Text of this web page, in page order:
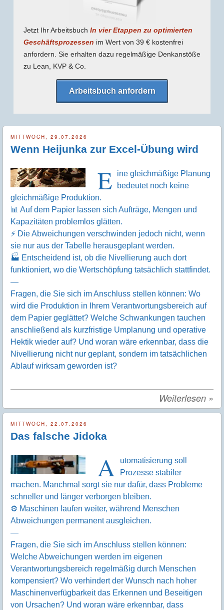
Jetzt Ihr Arbeitsbuch In vier Etappen zu optimierten
Geschäfts­prozessen im Wert von 39 € kostenfrei
anfordern. Sie erhalten dazu regel­mäßige Denk­anstöße
zu Lean, KVP & Co.
Arbeitsbuch anfordern
MITTWOCH, 29.07.2026
Wenn Heijunka zur Excel-Übung wird
E
ine gleichmäßige Planung
bedeutet noch keine
gleichmäßige Produktion.
📊 Auf dem Papier lassen sich Aufträge, Mengen und
Kapazitäten problemlos glätten.
⚡ Die Abweichungen verschwinden jedoch nicht, wenn
sie nur aus der Tabelle herausgeplant werden.
🏭 Entscheidend ist, ob die Nivellierung auch dort
funktioniert, wo die Wertschöpfung tatsächlich stattfindet.
—
Fragen, die Sie sich im Anschluss stellen können: Wo
wird die Produktion in Ihrem Verantwortungsbereich auf
dem Papier geglättet? Welche Schwankungen tauchen
anschließend als kurzfristige Umplanung und operative
Hektik wieder auf? Und woran wäre erkennbar, dass die
Nivellierung nicht nur geplant, sondern im tatsächlichen
Ablauf wirksam geworden ist?
Weiterlesen »
MITTWOCH, 22.07.2026
Das falsche Jidoka
A
utomatisierung soll
Prozesse stabiler
machen. Manchmal sorgt sie nur dafür, dass Probleme
schneller und länger verborgen bleiben.
⚙️ Maschinen laufen weiter, während Menschen
Abweichungen permanent ausgleichen.
—
Fragen, die Sie sich im Anschluss stellen können:
Welche Abweichungen werden im eigenen
Verantwortungsbereich regelmäßig durch Menschen
kompensiert? Wo verhindert der Wunsch nach hoher
Maschinenverfügbarkeit das Erkennen und Beseitigen
von Ursachen? Und woran wäre erkennbar, dass